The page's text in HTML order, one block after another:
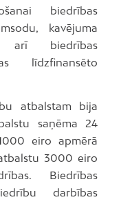
biedrības
kavējuma
arī biedrības
līdzfinansēto
atbalstam bija
saņēma 24
eiro apmērā
3000 eiro
Biedrības
darbības